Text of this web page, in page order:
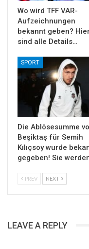
Wo wird TFF VAR-
Aufzeichnungen
bekannt geben? Hier
sind alle Details…
SPORT
Die Ablösesumme
Beşiktaş für Semih
Kılıçsoy wurde
gegeben! Sie
PREV NEXT
LEAVE A REPLY